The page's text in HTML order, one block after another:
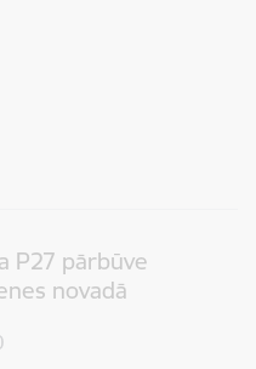
P27 pārbūve
novadā